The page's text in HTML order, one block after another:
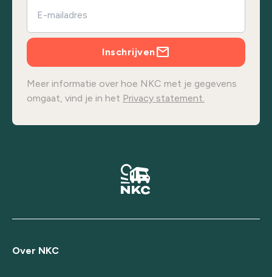
Inschrijven
Meer informatie over hoe NKC met je gegevens
omgaat, vind je in het Privacy statement.
Over NKC